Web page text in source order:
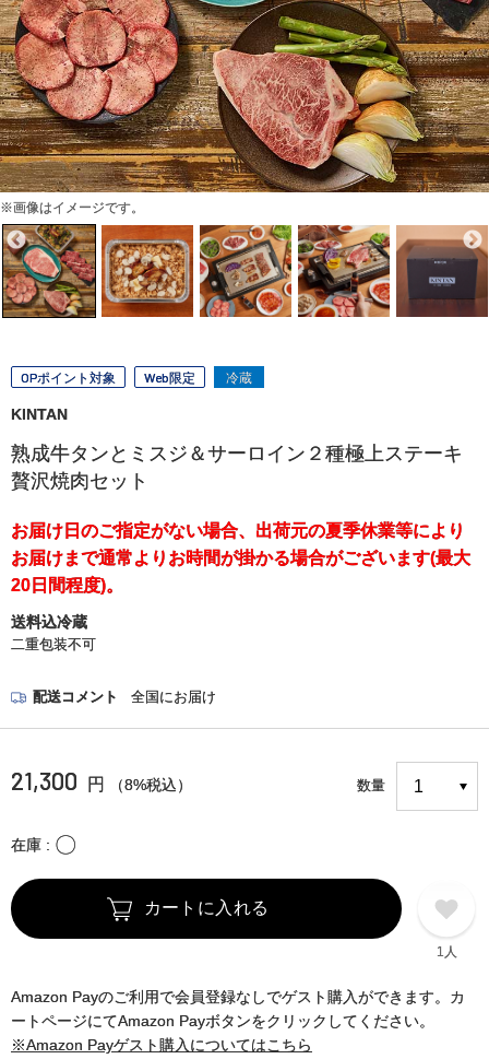
※画像はイメージです。
OPポイント対象 Web限定 冷蔵
KINTAN
熟成牛タンとミスジ＆サーロイン２種極上ステーキ
贅沢焼肉セット
お届け日のご指定がない場合、出荷元の夏季休業等により
お届けまで通常よりお時間が掛かる場合がございます(最大
20日間程度)。
送料込冷蔵
二重包装不可
配送コメント 全国にお届け
21,300 円 （8%税込） 数量
在庫 〇
カートに入れる
1人
Amazon Payのご利用で会員登録なしでゲスト購入ができます。カ
ートページにてAmazon Payボタンをクリックしてください。
※Amazon Payゲスト購入についてはこちら